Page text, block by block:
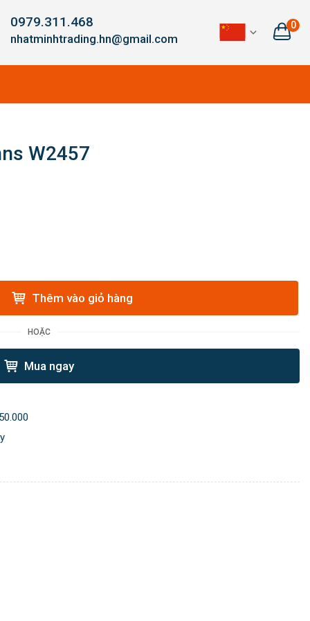
0979.311.468
nhatminhtrading.hn@gmail.com
0
W2457
Thêm vào giỏ hàng
HOẶC
Mua ngay